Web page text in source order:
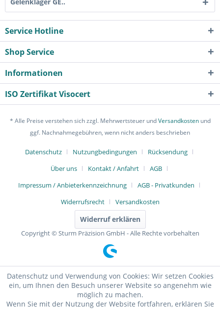
Service Hotline
Shop Service
Informationen
ISO Zertifikat Visocert
* Alle Preise verstehen sich zzgl. Mehrwertsteuer undVersandkostenund
ggf. Nachnahmegebühren, wenn nicht anders beschrieben
Datenschutz Nutzungbedingungen
Rücksendung
Über uns
Kontakt / Anfahrt
AGB
Impressum / Anbieterkennzeichnung
AGB - Privatkunden
Widerrufsrecht
Versandkosten
Widerruf erklären
Copyright © Sturm Präzision GmbH - Alle Rechte vorbehalten
Datenschutz und Verwendung von Cookies: Wir setzen Cookies
ein, um Ihnen den Besuch unserer Website so angenehm wie
möglich zu machen.
Wenn Sie mit der Nutzung der Website fortfahren, erklären Sie